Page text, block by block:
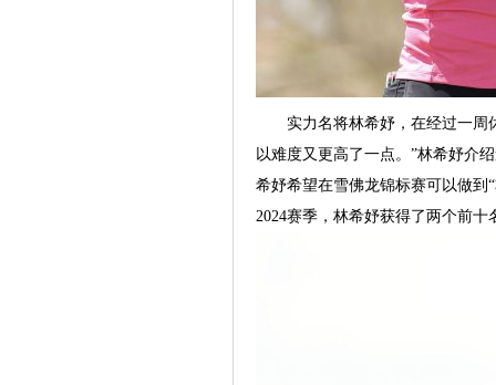
实力名将林希妤，在经过一周休
以难度又更高了一点。”林希妤介
希妤希望在雪佛龙锦标赛可以做到
2024赛季，林希妤获得了两个前